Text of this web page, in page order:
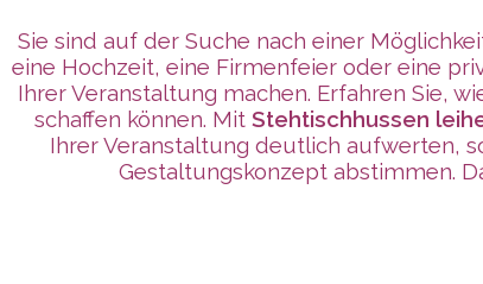
Sie sind auf der Suche nach einer
eine Hochzeit, eine Firmenfeier oder eine
Ihrer Veranstaltung machen. Erfahren Sie,
schaffen können. Mit Stehtischhussen
Ihrer Veranstaltung deutlich aufwerten,
Gestaltungskonzept abstimmen.